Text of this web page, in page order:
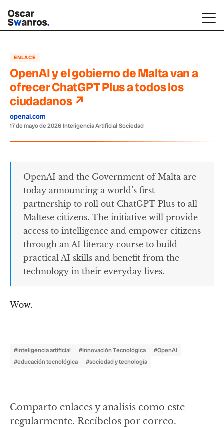
ENLACE
OpenAI y el gobierno de Malta van a
ofrecer ChatGPT Plus a todos los
ciudadanos ↗
openai.com
17 de mayo de 2026 Inteligencia Artificial Sociedad
OpenAI and the Government of Malta are
today announcing a world’s first
partnership to roll out ChatGPT Plus to all
Maltese citizens. The initiative will provide
access to intelligence and empower citizens
through an AI literacy course to build
practical AI skills and benefit from the
technology in their everyday lives.
Wow.
#inteligencia artificial #Innovación Tecnológica
#OpenAI
#educación tecnológica
#sociedad y tecnología
Comparto enlaces y analisis como este
regularmente. Recíbelos por correo.